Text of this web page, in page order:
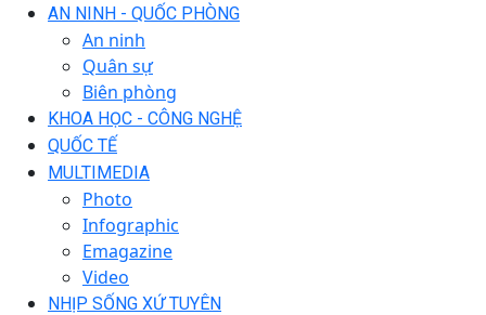
AN NINH - QUỐC PHÒNG
An ninh
Quân sự
Biên phòng
KHOA HỌC - CÔNG NGHỆ
QUỐC TẾ
MULTIMEDIA
Photo
Infographic
Emagazine
Video
NHỊP SỐNG XỨ TUYÊN